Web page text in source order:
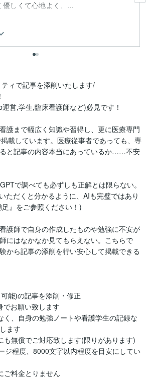
優しくて心地よく、...
ィで記事を添削いたします/
営,学生,臨床看護師など)必見です！
護まで幅広く知識や習得し、更に医療専門
載しています。医療従事者であっても、専
と記事の内容本当にあっているか……不安
で調べても必ずしも正解とは限らない。
ただくと分かるように、AIも完璧ではあり
』をご参照ください！)
護師で自身の作成したものや勉強に不安が
にはなかなか見てもらえない。こちらで
から記事の添削を行い安心して掲載できる
能)の記事を添削・修正
でお願い致します
く、自身の勉強ノートや看護学生の記録な
ます
も無償でご対応致します(限りがあります)
ジ程度、8000文字以内程度を目安にしてい
ご料金とりません